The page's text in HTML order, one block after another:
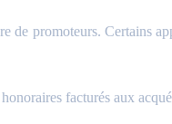
promoteurs. Certains
facturés aux